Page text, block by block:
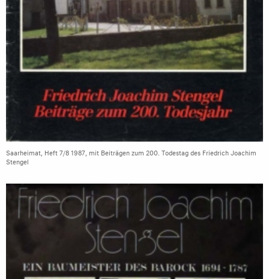
Saarheimat, Heft 7/8 1987, mit Beiträgen zum 200. Todestag des Friedrich Joachim
Stengel